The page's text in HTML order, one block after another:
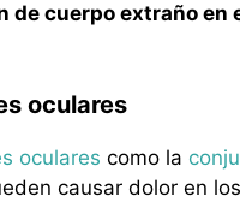
de cuerpo extraño en
oculares
oculares como la
causar dolor en